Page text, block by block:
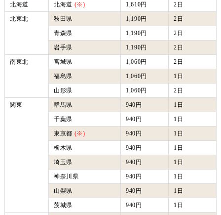
北海道 北海道 (※) 1,610円 2日
北東北 秋田県 1,190円 2日
青森県 1,190円 2日
岩手県 1,190円 2日
南東北 宮城県 1,060円 2日
福島県 1,060円 1日
山形県 1,060円 2日
関東 群馬県 940円 1日
千葉県 940円 1日
東京都 (※) 940円 1日
栃木県 940円 1日
埼玉県 940円 1日
神奈川県 940円 1日
山梨県 940円 1日
茨城県 940円 1日